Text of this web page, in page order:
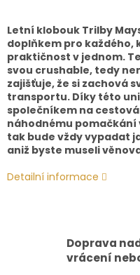
Letní klobouk Trilby
doplňkem pro každého,
praktičnost v jednom.
svou crushable, tedy
zajišťuje, že si zachová
transportu. Díky této
společníkem na
náhodnému pomačkání
tak bude vždy vypadat
aniž byste museli
Detailní informace
Doprava
vrácení